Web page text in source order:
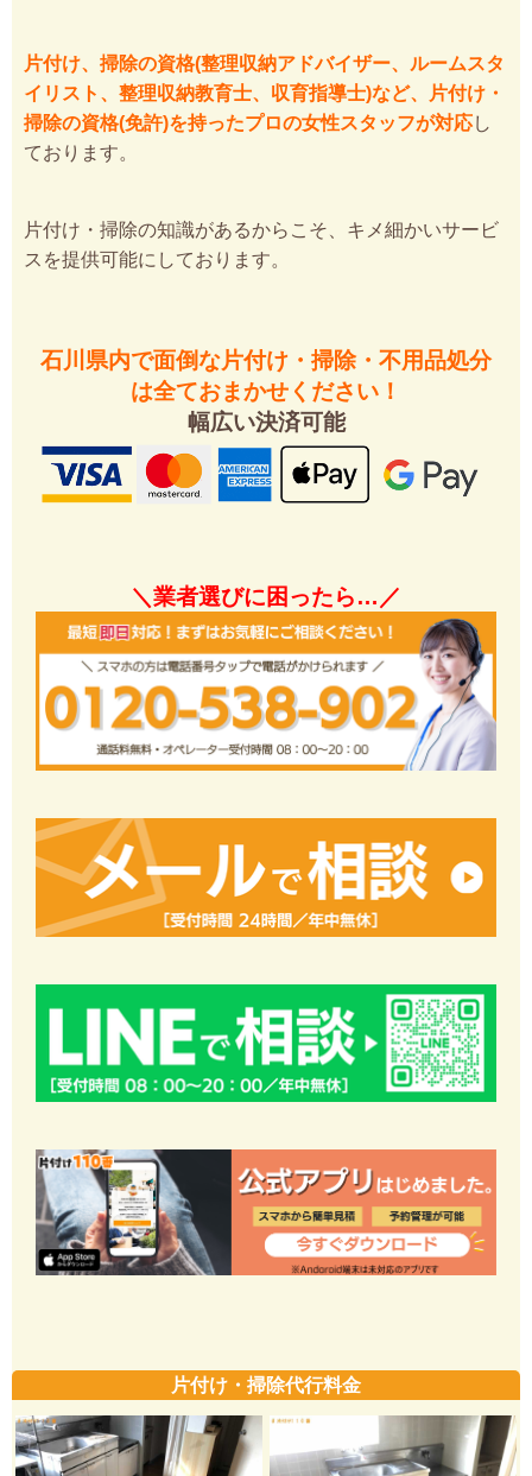
片付け、掃除の資格(整理収納アドバイザー、ルームスタ
イリスト、整理収納教育士、収育指導士)など、片付け・
掃除の資格(免許)を持ったプロの女性スタッフが対応し
ております。
片付け・掃除の知識があるからこそ、キメ細かいサービ
スを提供可能にしております。
石川県内で面倒な片付け・掃除・不用品処分
は全ておまかせください！
幅広い決済可能
＼業者選びに困ったら…／
片付け・掃除代行料金